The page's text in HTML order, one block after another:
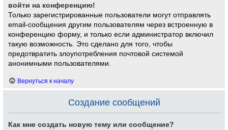
войти на конференцию!
Только зарегистрированные пользователи могут отправлять
email-сообщения другим пользователям через встроенную в
конференцию форму, и только если администратор включил
такую возможность. Это сделано для того, чтобы
предотвратить злоупотребления почтовой системой
анонимными пользователями.
Вернуться к началу
Создание сообщений
Как мне создать новую тему или сообщение?